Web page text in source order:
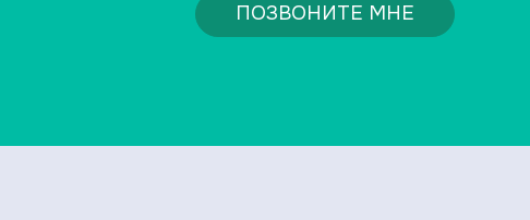
ПОЗВОНИТЕ МНЕ